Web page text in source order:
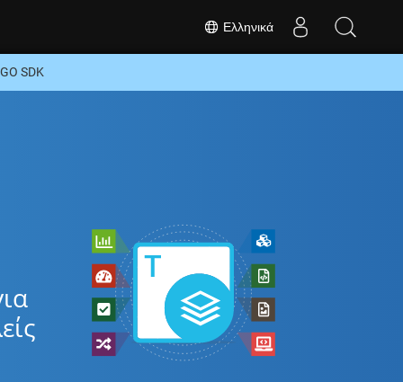
Ελληνικά
SDK